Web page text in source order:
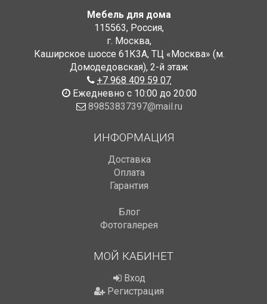
Мебель для дома
115563, Россия,
г. Москва,
Каширское шоссе 61К3А, ТЦ «Москва» (м.
Домодедовская), 2-й этаж
+7 968 409 59 07
Ежедневно с 10:00 до 20:00
89853837397@mail.ru
ИНФОРМАЦИЯ
Доставка
Оплата
Гарантия
Блог
Фотогалерея
МОЙ КАБИНЕТ
Вход
Регистрация